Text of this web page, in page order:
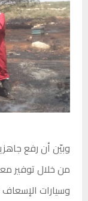
وبيّن أن رفع
من خلال توفير
وسيارات الإسعاف